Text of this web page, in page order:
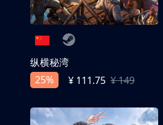
纵横秘湾
25%
¥ 111.75 ¥ 149